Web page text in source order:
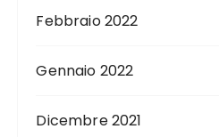
Febbraio 2022
Gennaio 2022
Dicembre 2021